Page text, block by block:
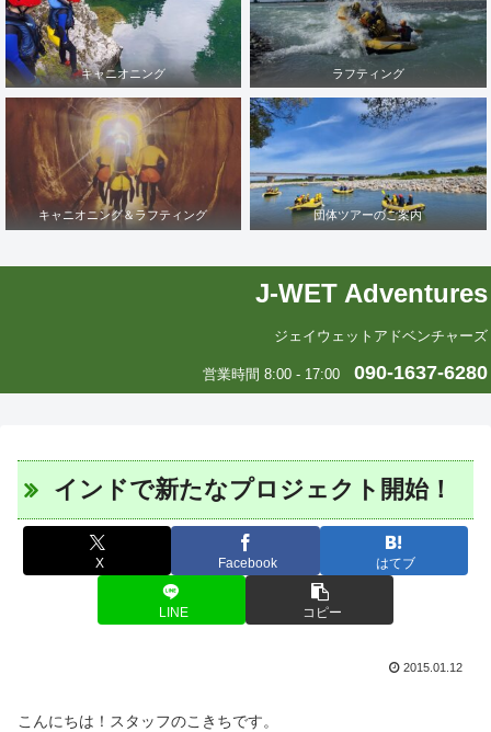
キャニオニング ラフティング
キャニオニング＆ラフティング 団体ツアーのご案内
J-WET Adventures
ジェイウェットアドベンチャーズ
営業時間 8:00 - 17:00 090-1637-6280
インドで新たなプロジェクト開始！
X Facebook はてブ
LINE コピー
2015.01.12
こんにちは！スタッフのこきちです。